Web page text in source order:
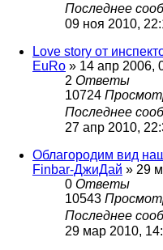
Последнее
09 ноя 2010,
Love story от
EuRo » 14 апр 2006,
2 Ответы
10724
Последнее
27 апр 2010,
Облагородим вид
Finbar-ДжиДай » 29
0 Ответы
10543
Последнее
29 мар 2010,